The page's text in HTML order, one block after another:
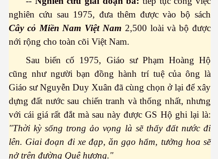
nghiên cứu sau 1975, đưa thêm được vào bộ sách
Cây cỏ Miền Nam Việt Nam 2,500 loài và bộ được
nới rộng cho toàn cõi Việt Nam.
Sau biến cố 1975, Giáo sư Phạm Hoàng Hộ
cũng như người bạn đồng hành trí tuệ của ông là
Giáo sư Nguyễn Duy Xuân đã cùng chọn ở lại để xây
dựng đất nước sau chiến tranh và thống nhất, nhưng
với cái giá rất đắt mà sau này được GS Hộ ghi lại là:
"Thời kỳ sống trong ảo vọng là sẽ thấy đất nước đi
lên. Giai đoạn đi xe đạp, ăn gạo hẩm, tưởng hoa sẽ
nở trên đường Quê hương."
giới